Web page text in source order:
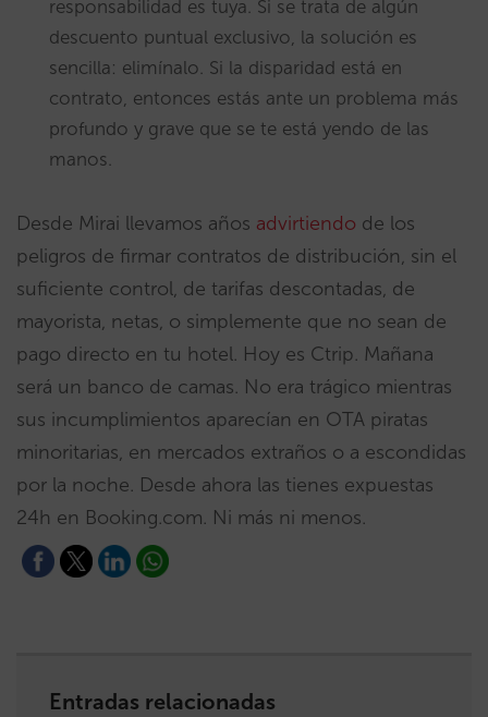
responsabilidad es tuya. Si se trata de algún
descuento puntual exclusivo, la solución es
sencilla: elimínalo. Si la disparidad está en
contrato, entonces estás ante un problema más
profundo y grave que se te está yendo de las
manos.
Desde Mirai llevamos años advirtiendo de los
peligros de firmar contratos de distribución, sin el
suficiente control, de tarifas descontadas, de
mayorista, netas, o simplemente que no sean de
pago directo en tu hotel. Hoy es Ctrip. Mañana
será un banco de camas. No era trágico mientras
sus incumplimientos aparecían en OTA piratas
minoritarias, en mercados extraños o a escondidas
por la noche. Desde ahora las tienes expuestas
24h en Booking.com. Ni más ni menos.
Entradas relacionadas